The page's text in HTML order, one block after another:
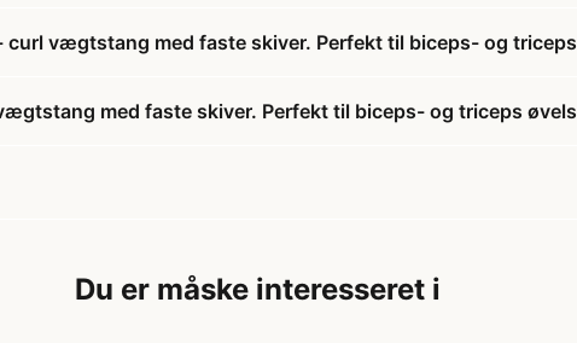
vægtstang med faste skiver. Perfekt til biceps- og triceps
med faste skiver. Perfekt til biceps- og triceps
Du er måske interesseret i